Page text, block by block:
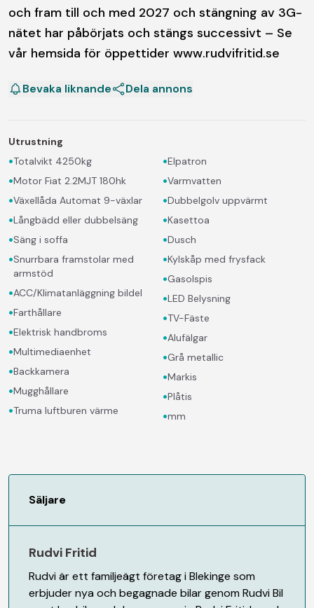
och fram till och med 2027 och stängning av 3G-
nätet har påbörjats och stängs successivt – Se
vår hemsida för öppettider www.rudvifritid.se
Bevaka liknande Dela annons
Utrustning
•Totalvikt 4250kg
•Motor Fiat 2.2MJT 180hk
•Växellåda Automat 9-växlar
•Långbädd eller dubbelsäng
•Säng i soffa
•Snurrbara framstolar med
armstöd
•ACC/Klimatanläggning bildel
•Farthållare
•Elektrisk handbroms
•Multimediaenhet
•Backkamera
•Mugghållare
•Truma luftburen värme
•Elpatron
•Varmvatten
•Dubbelgolv uppvärmt
•Kasettoa
•Dusch
•Kylskåp med frysfack
•Gasolspis
•LED Belysning
•TV-Fäste
•Alufälgar
•Grå metallic
•Markis
•Plåtis
•mm
Säljare
Rudvi Fritid
Rudvi är ett familjeägt företag i Blekinge som
erbjuder nya och begagnade bilar genom Rudvi Bil